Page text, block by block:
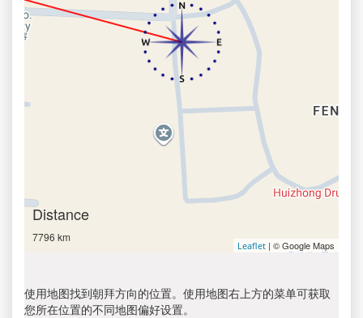
Distance
7796 km
Leaflet | © Google Maps
使用地图找到朝拜方向的位置。使用地图右上方的菜单可获取
您所在位置的不同地图偏好设置。